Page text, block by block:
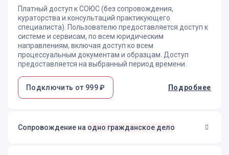
Платный доступ к СОЮС (без сопровождения,
кураторства и консультаций практикующего
специалиста). Пользователю предоставляется доступ к
системе и сервисам, по всем юридическим
направлениям, включая доступ ко всем
процессуальным документам и образцам. Доступ
предоставляется на выбранный период времени.
Подключить от 999 ₽ Подробнее
Сопровождение на одно гражданское дело